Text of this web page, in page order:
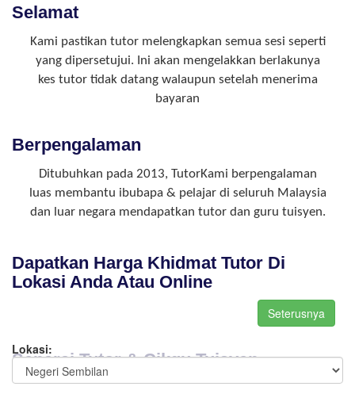
Selamat
Kami pastikan tutor melengkapkan semua sesi seperti
yang dipersetujui. Ini akan mengelakkan berlakunya
kes tutor tidak datang walaupun setelah menerima
bayaran
Berpengalaman
Ditubuhkan pada 2013, TutorKami berpengalaman
luas membantu ibubapa & pelajar di seluruh Malaysia
dan luar negara mendapatkan tutor dan guru tuisyen.
Dapatkan Harga Khidmat Tutor Di
Lokasi Anda Atau Online
Senarai Tutor & Cikgu Tuisyen
Lokasi: